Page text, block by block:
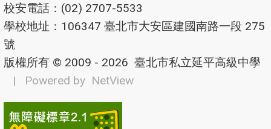
校安電話：(02) 2707-5533
學校地址：106347 臺北市大安區建國南路一段 275
號
版權所有 © 2009 - 2026 臺北市私立延平高級中學
| Powered by NetView